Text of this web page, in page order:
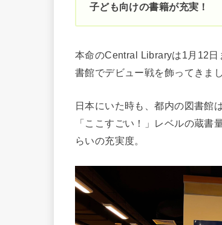
子ども向けの書籍が充実！
本命のCentral Libraryは1月12
書館でデビュー戦を飾ってきまし
日本にいた時も、都内の図書館
「ここすごい！」レベルの蔵書
らいの充実度。